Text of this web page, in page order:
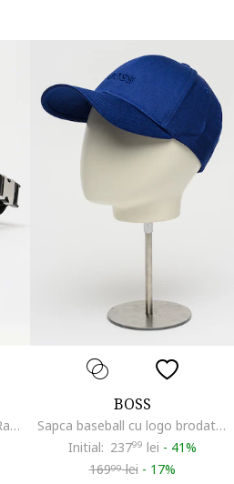
Borseta de piele ecologica Ray, Negru
BOSS
Sapca baseball cu logo brodat Zed, Albastru
Initial: 23799 lei - 41%
16999lei - 17%